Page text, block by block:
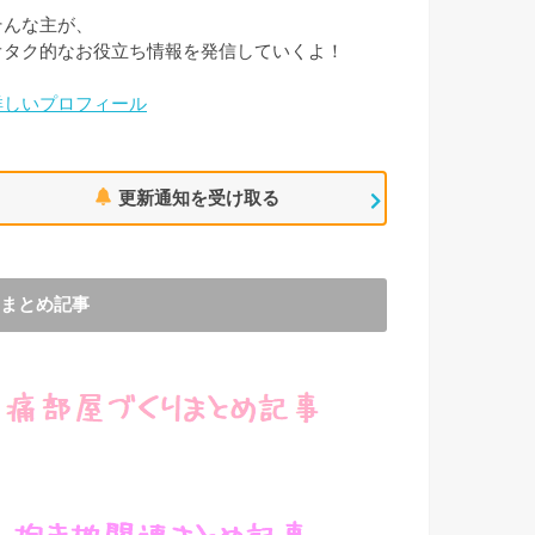
な主が、
タク的なお役立ち情報を発信していくよ！
しいプロフィール
更新通知を受け取る
まとめ記事